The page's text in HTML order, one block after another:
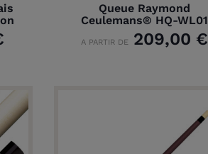
Queue Raymond
Ceulemans® HQ-WL01
A PARTIR DE 209,00 €